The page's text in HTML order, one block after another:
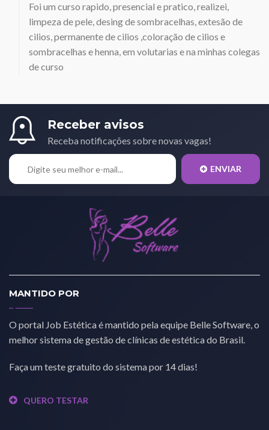
Foi um curso rapido, presencial e pratico, realizei,
limpeza de pele, desing de sombracelhas, extesão de
cilios, permanente de cilios ,coloração de cilios e
sombracelhas e henna, em volutarias e na minhas colegas
de curso
Receber avisos
Receba notificações sobre novas vagas!
ENVIAR
MANTIDO POR
O portal Job Estética é mantido pela equipe Belle Software, o
melhor sistema de gestão de clínicas de estética do Brasil.
Faça um teste gratuito do sistema por 14 dias!
QUERO TESTAR